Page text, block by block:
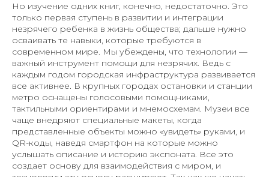
Но изучение одних книг, конечно, недостаточно. Это
только первая ступень в развитии и интеграции
незрячего ребенка в жизнь общества; дальше нужно
осваивать те навыки, которые требуются в
современном мире. Мы убеждены, что технологии —
важный инструмент помощи для незрячих. Ведь с
каждым годом городская инфраструктура развивается
все активнее. В крупных городах остановки и станции
метро оснащены голосовыми помощниками,
тактильными ориентирами и мнемосхемам. Музеи все
чаще внедряют специальные макеты, когда
представленные объекты можно «увидеть» руками, и
QR-коды, наведя смартфон на которые можно
услышать описание и историю экспоната. Все это
создает основу для взаимодействия с миром, и